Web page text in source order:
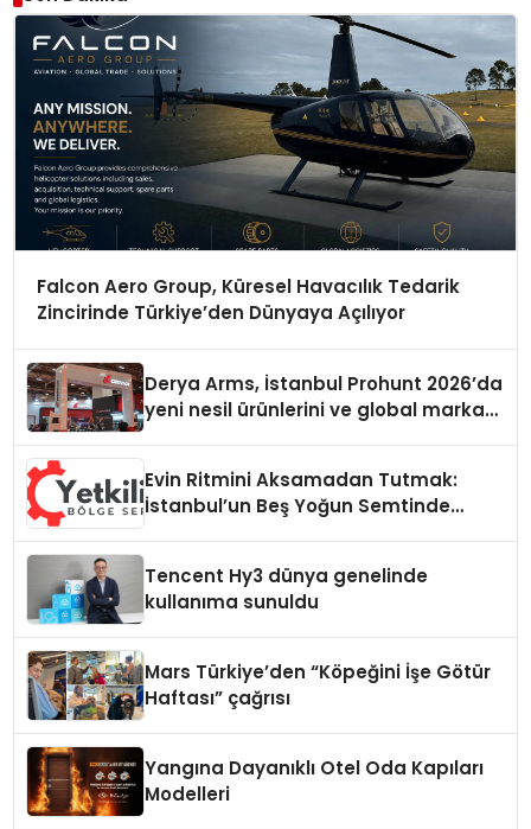
Falcon Aero Group, Küresel Havacılık Tedarik
Zincirinde Türkiye’den Dünyaya Açılıyor
Derya Arms, İstanbul Prohunt 2026’da
yeni nesil ürünlerini ve global marka
Evin Ritmini Aksamadan Tutmak:
İstanbul’un Beş Yoğun Semtinde
Tencent Hy3 dünya genelinde
kullanıma sunuldu
Mars Türkiye’den “Köpeğini İşe Götür
Haftası” çağrısı
Yangına Dayanıklı Otel Oda Kapıları
Modelleri